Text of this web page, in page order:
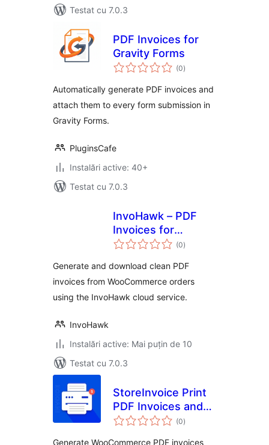
Testat cu 7.0.3
PDF Invoices for
Gravity Forms
(0total
aprecieri
)
Automatically generate PDF invoices and
attach them to every form submission in
Gravity Forms.
PluginsCafe
Instalări active: 40+
Testat cu 7.0.3
InvoHawk – PDF
Invoices for
WooCommerce
(0total
aprecieri
)
Generate and download clean PDF
invoices from WooCommerce orders
using the InvoHawk cloud service.
InvoHawk
Instalări active: Mai puțin de 10
Testat cu 7.0.3
StoreInvoice Print
PDF Invoices and
Packing Slips for
(0total
aprecieri
)
Generate WooCommerce PDF invoices